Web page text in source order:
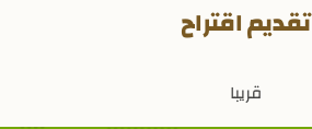
تقديم اقتراح
قريبا